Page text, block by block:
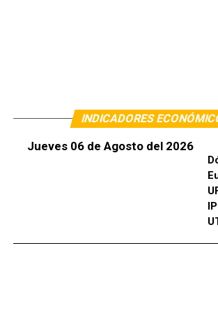
INDICADORES
Jueves 06 de Agosto del 2026